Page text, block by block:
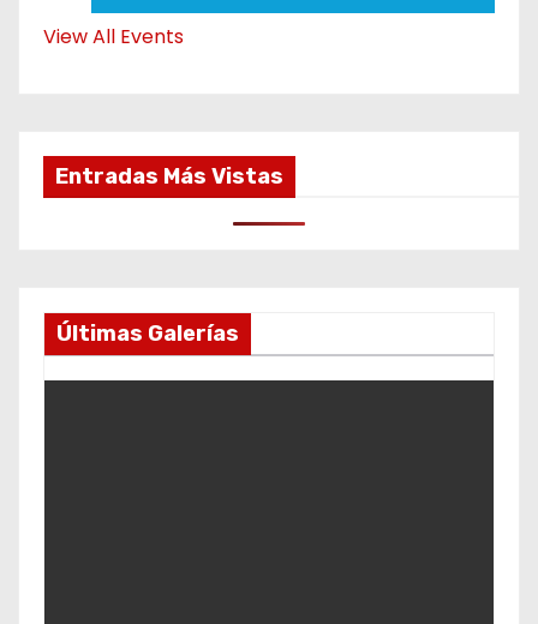
View All Events
Entradas Más Vistas
Últimas Galerías